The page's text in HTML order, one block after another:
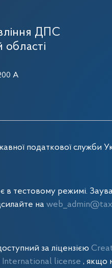
ДПС
області
А
податкової служби
в тестовому режимі.
на
за ліцензією
license , якщо